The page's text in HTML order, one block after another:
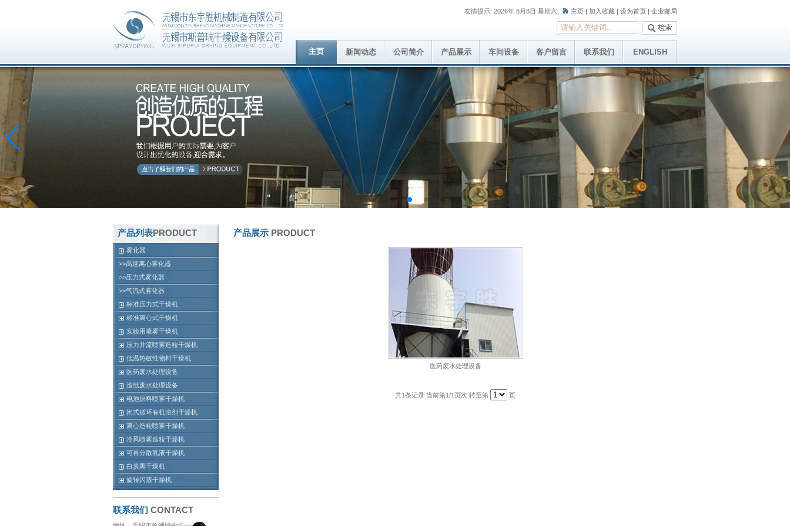
友情提示: 2026年 8月8日 星期六 主页 | 加入收藏 | 设为首页 | 企业邮局
主页 新闻动态 公司简介 产品展示 车间设备 客户留言 联系我们 ENGLISH
产品列表PRODUCT
雾化器
>>高速离心雾化器
>>压力式雾化器
>>气流式雾化器
标准压力式干燥机
标准离心式干燥机
实验用喷雾干燥机
压力并流喷雾造粒干燥机
低温热敏性物料干燥机
医药废水处理设备
造纸废水处理设备
电池原料喷雾干燥机
闭式循环有机溶剂干燥机
离心造粒喷雾干燥机
冷风喷雾造粒干燥机
可再分散乳液干燥机
白炭黑干燥机
旋转闪蒸干燥机
联系我们 CONTACT
产品展示 PRODUCT
医药废水处理设备
共1条记录 当前第1/1页次 转至第 页